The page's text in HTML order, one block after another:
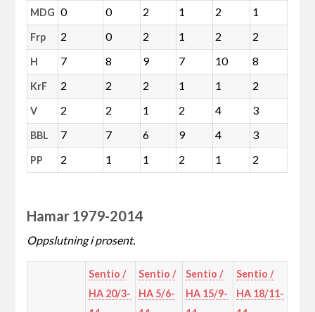
MDG 0 0 2 1 2 1
Frp 2 0 2 1 2 2
H 7 8 9 7 10 8
KrF 2 2 2 1 1 2
V 2 2 1 2 4 3
BBL 7 7 6 9 4 3
PP 2 1 1 2 1 2
Hamar 1979-2014
Oppslutning i prosent.
Sentio /
HA 20/3-
Sentio /
HA 5/6-
Sentio /
HA 15/9-
Sentio /
HA 18/11-